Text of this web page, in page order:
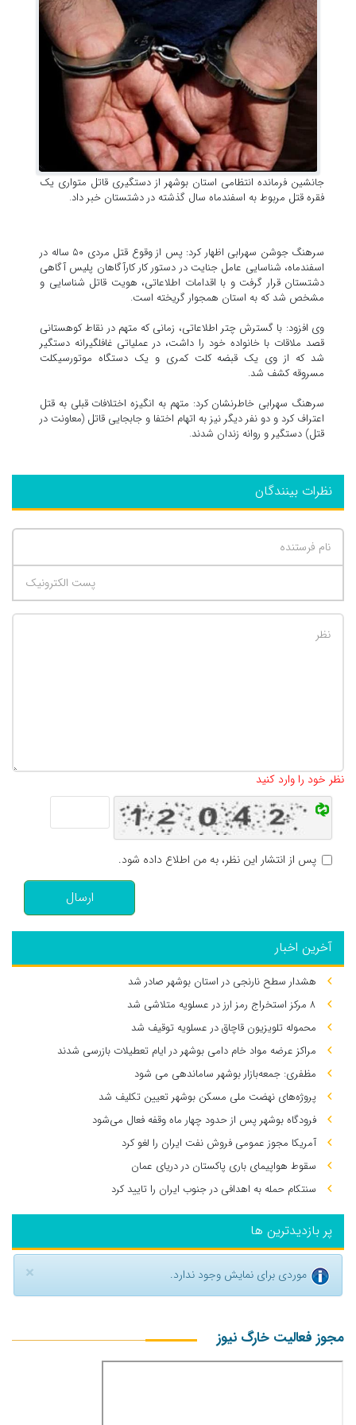
جانشین فرمانده انتظامی استان بوشهر از دستگیری قاتل متواری یک
فقره قتل مربوط به اسفندماه سال گذشته در دشتستان خبر داد.
سرهنگ جوشن سهرابی اظهار کرد: پس از وقوع قتل مردی ۵۰ ساله در
اسفندماه، شناسایی عامل جنایت در دستور کار کارآگاهان پلیس آگاهی
دشتستان قرار گرفت و با اقدامات اطلاعاتی، هویت قاتل شناسایی و
مشخص شد که به استان همجوار گریخته است.
وی افزود: با گسترش چتر اطلاعاتی، زمانی که متهم در نقاط کوهستانی
قصد ملاقات با خانواده خود را داشت، در عملیاتی غافلگیرانه دستگیر
شد که از وی یک قبضه کلت کمری و یک دستگاه موتورسیکلت
مسروقه کشف شد.
سرهنگ سهرابی خاطرنشان کرد: متهم به انگیزه اختلافات قبلی به قتل
اعتراف کرد و دو نفر دیگر نیز به اتهام اختفا و جابجایی قاتل (معاونت در
قتل) دستگیر و روانه زندان شدند.
نظرات بینندگان
نظر خود را وارد کنید
پس از انتشار این نظر، به من اطلاع داده شود.
ارسال
آخرین اخبار
هشدار سطح نارنجی در استان بوشهر صادر شد
۸ مرکز استخراج رمز ارز در عسلویه متلاشی شد
محموله تلویزیون قاچاق در عسلویه توقیف شد
مراکز عرضه مواد خام دامی بوشهر در ایام تعطیلات بازرسی شدند
مظفری: جمعه‌بازار بوشهر ساماندهی می‌ شود
پروژه‌های نهضت ملی مسکن بوشهر تعیین تکلیف شد
فرودگاه بوشهر پس از حدود چهار ماه وقفه فعال می‌شود
آمریکا مجوز عمومی فروش نفت ایران را لغو کرد
سقوط هواپیمای باری پاکستان در دریای عمان
سنتکام حمله به اهدافی در جنوب ایران را تایید کرد
پر بازدیدترین ها
× موردی برای نمایش وجود ندارد.
مجوز فعالیت خارگ نیوز